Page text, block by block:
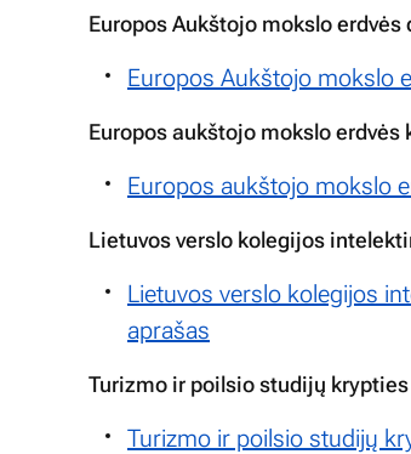
Europos Aukštojo mokslo erdvės
Europos Aukštojo mokslo
Europos aukštojo mokslo
Europos aukštojo mokslo
Lietuvos verslo kolegijos
Lietuvos verslo kolegijos
aprašas
Turizmo ir poilsio studijų
Turizmo ir poilsio studijų